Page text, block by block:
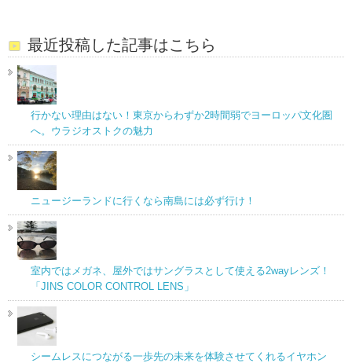
最近投稿した記事はこちら
行かない理由はない！東京からわずか2時間弱でヨーロッパ文化圏
へ。ウラジオストクの魅力
ニュージーランドに行くなら南島には必ず行け！
室内ではメガネ、屋外ではサングラスとして使える2wayレンズ！
「JINS COLOR CONTROL LENS」
シームレスにつながる一歩先の未来を体験させてくれるイヤホン